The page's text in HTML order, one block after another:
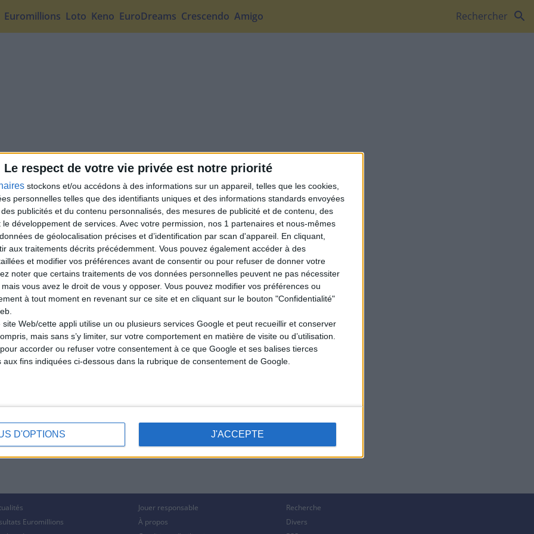
Le respect de votre vie privée est notre priorité
stockons et/ou accédons à des informations sur un appareil, telles que les cookies,
personnelles telles que des identifiants uniques et des informations standards envoyées
publicités et du contenu personnalisés, des mesures de publicité et de contenu, des
développement de services. Avec votre permission, nos 1 partenaires et nous-mêmes
de géolocalisation précises et d’identification par scan d'appareil. En cliquant,
aux traitements décrits précédemment. Vous pouvez également accéder à des
et modifier vos préférences avant de consentir ou pour refuser de donner votre
noter que certains traitements de vos données personnelles peuvent ne pas nécessiter
vous avez le droit de vous y opposer. Vous pouvez modifier vos préférences ou
à tout moment en revenant sur ce site et en cliquant sur le bouton "Confidentialité"
site Web/cette appli utilise un ou plusieurs services Google et peut recueillir et conserver
mais sans s’y limiter, sur votre comportement en matière de visite ou d’utilisation.
accorder ou refuser votre consentement à ce que Google et ses balises tierces
fins indiquées ci-dessous dans la rubrique de consentement de Google.
D'OPTIONS J'ACCEPTE
Euromillions Loto Keno EuroDreams Crescendo Amigo Rechercher search
Euromillions
Jouer responsable
À propos
Recherche
Divers